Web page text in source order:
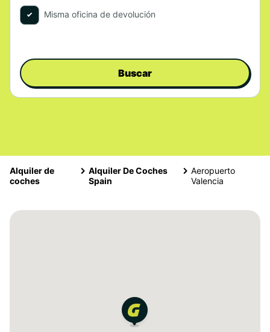
Misma oficina de devolución
Buscar
Alquiler de
coches
Alquiler De Coches
Spain
Aeropuerto
Valencia